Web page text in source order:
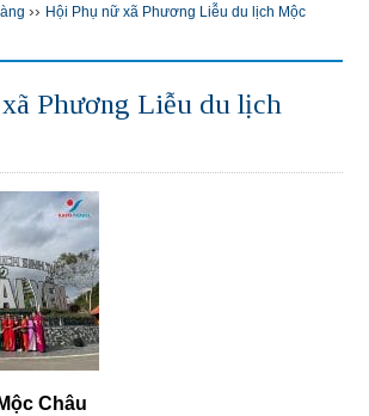
›› Hội Phụ nữ xã Phương Liễu du lịch Mộc
Phương Liễu du lịch
Châu